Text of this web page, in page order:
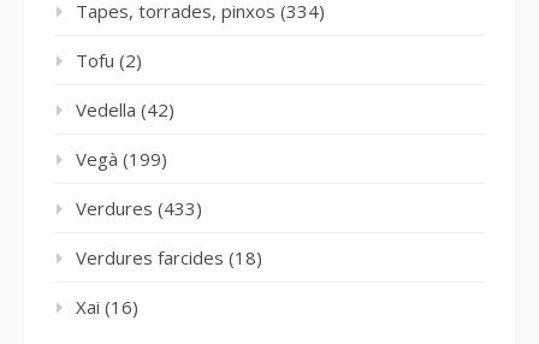
Tapes, torrades, pinxos (334)
Tofu (2)
Vedella (42)
Vegà (199)
Verdures (433)
Verdures farcides (18)
Xai (16)